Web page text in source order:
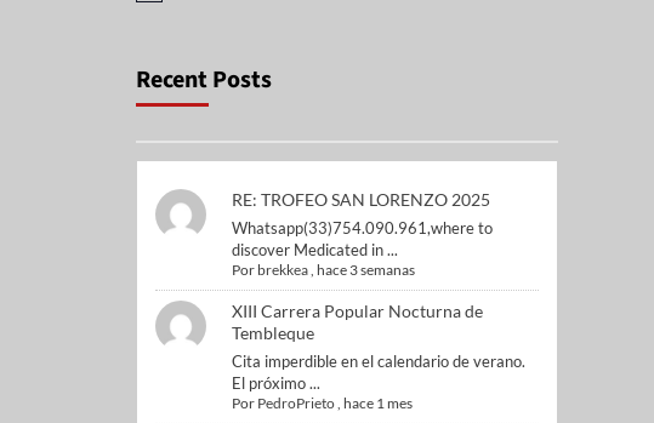
o
Recent Posts
RE: TROFEO SAN LORENZO 2025
Whatsapp(33)754.090.961,where to
discover Medicated in ...
Por brekkea, hace 3 semanas
XIII Carrera Popular Nocturna de
Tembleque
Cita imperdible en el calendario de verano.
El próximo ...
Por PedroPrieto, hace 1 mes